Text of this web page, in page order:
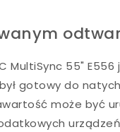
MultiSync 55"
gotowy do
może być